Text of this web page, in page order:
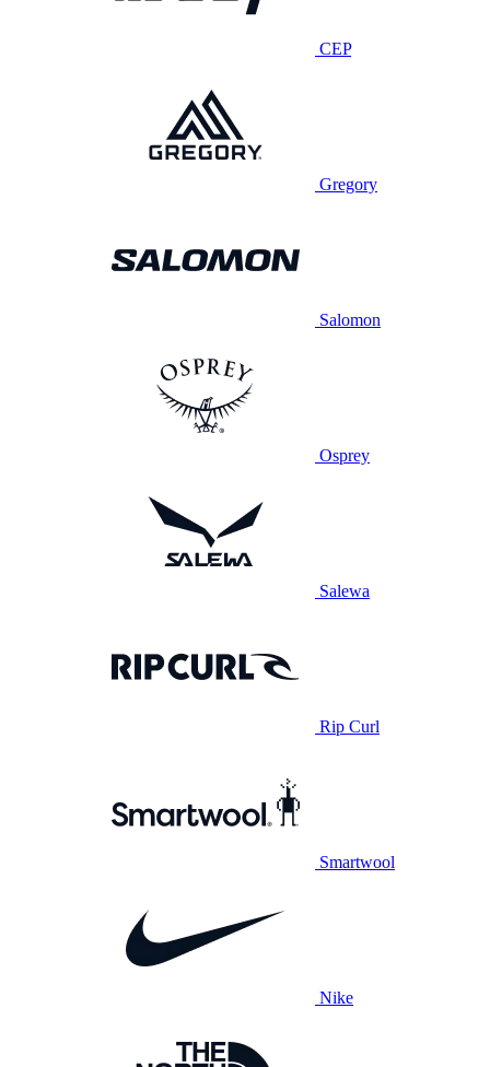
CEP
Gregory
Salomon
Osprey
Salewa
Rip Curl
Smartwool
Nike